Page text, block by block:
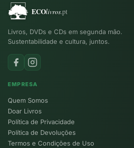
Livros, DVDs e CDs em segunda mão.
Sustentabilidade e cultura, juntos.
EMPRESA
Quem Somos
Doar Livros
Política de Privacidade
Política de Devoluções
Termos e Condições de Uso